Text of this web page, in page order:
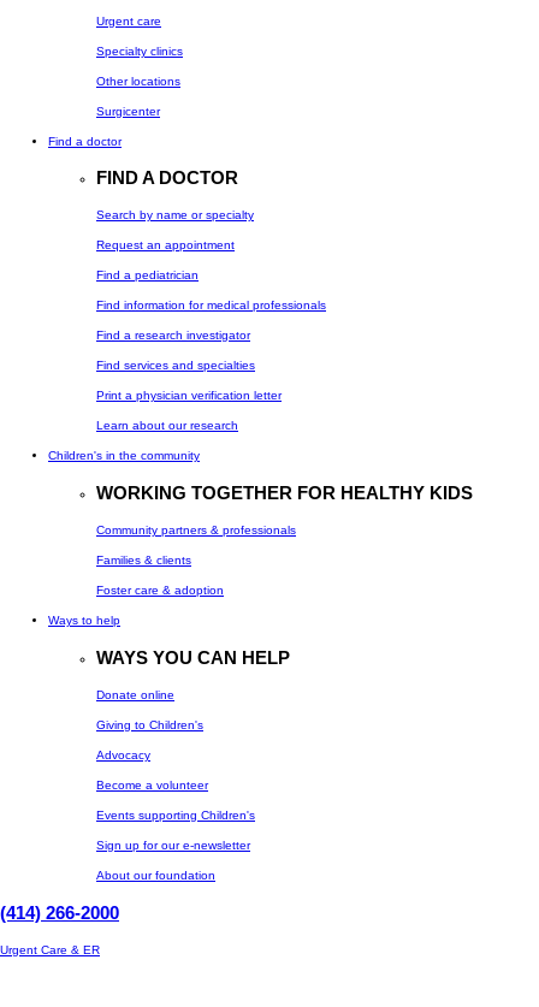
Urgent care
Specialty clinics
Other locations
Surgicenter
Find a doctor
FIND A DOCTOR
Search by name or specialty
Request an appointment
Find a pediatrician
Find information for medical professionals
Find a research investigator
Find services and specialties
Print a physician verification letter
Learn about our research
Children's in the community
WORKING TOGETHER FOR HEALTHY KIDS
Community partners & professionals
Families & clients
Foster care & adoption
Ways to help
WAYS YOU CAN HELP
Donate online
Giving to Children's
Advocacy
Become a volunteer
Events supporting Children's
Sign up for our e-newsletter
About our foundation
(414) 266-2000
Urgent Care & ER